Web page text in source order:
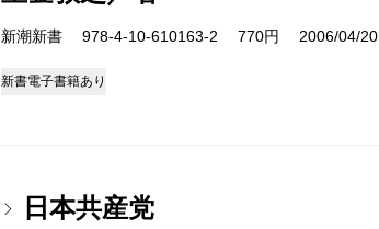
新潮新書 978-4-10-610163-2 770円 2006/04/20
新書電子書籍あり
日本共産党